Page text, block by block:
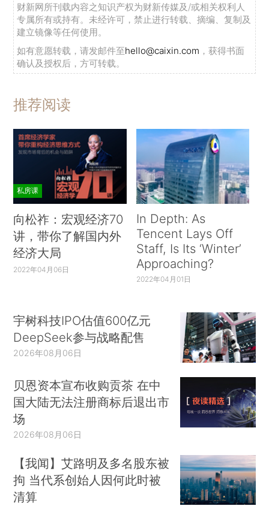
财新网所刊载内容之知识产权为财新传媒及/或相关权利人
专属所有或持有。未经许可，禁止进行转载、摘编、复制及
建立镜像等任何使用。
如有意愿转载，请发邮件至hello@caixin.com ，获得书面
确认及授权后，方可转载。
推荐阅读
私房课
向松祚：宏观经济70
讲，带你了解国内外
经济大局
2022年04月06日
In Depth: As
Tencent Lays Off
Staff, Is Its ‘Winter’
Approaching?
2022年04月01日
宇树科技IPO估值600亿元
DeepSeek参与战略配售
2026年08月06日
贝恩资本宣布收购贡茶 在中
国大陆无法注册商标后退出市
场
2026年08月06日
【我闻】艾路明及多名股东被
拘 当代系创始人因何此时被
清算